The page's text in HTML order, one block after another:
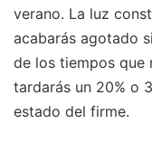
verano. La luz
acabarás agotado
de los tiempos que
tardarás un 20% o
estado del firme.